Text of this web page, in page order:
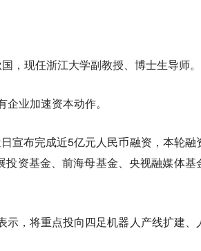
，现任浙江大学副教授、博士生导师。
业加速资本动作。
宣布完成近5亿元人民币融资，本轮融
资基金、前海母基金、央视融媒体基
示，将重点投向四足机器人产线扩建、